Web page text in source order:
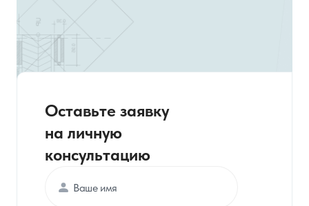
Оставьте заявку
на личную
консультацию